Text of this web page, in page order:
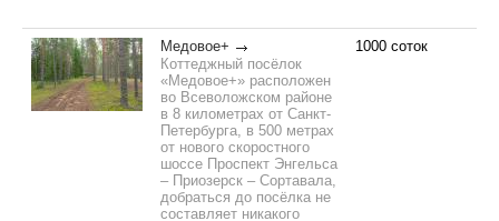
Медовое+
Коттеджный посёлок
«Медовое+» расположен
во Всеволожском районе
в 8 километрах от Санкт-
Петербурга, в 500 метрах
от нового скоростного
шоссе Проспект Энгельса
– Приозерск – Сортавала,
добраться до посёлка не
составляет никакого
1000 соток